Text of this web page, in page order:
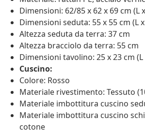
Dimensioni: 62/85 x 62 x 69 cm (L
Dimensioni seduta: 55 x 55 cm (L
Altezza seduta da terra: 37 cm
Altezza bracciolo da terra: 55 cm
Dimensioni tavolino: 25 x 23 cm (L
Cuscino:
Colore: Rosso
Materiale rivestimento: Tessuto
Materiale imbottitura cuscino
Materiale imbottitura cuscino
cotone